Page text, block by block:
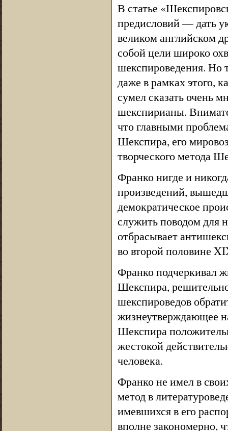
В статье
предисловий — дать
великом английском
собой цели широко
шекспироведения. Но
даже в рамках этого,
сумел сказать очень
шекспирианы.
что главными
Шекспира, его
творческого метода
Франко нигде и
произведений,
демократическое
служить поводом для
отбрасывает
во второй половине
Франко подчеркивал
Шекспира,
шекспироведов
жизнеутверждающее
Шекспира
жестокой
человека.
Франко не имел в
метод в
имевшихся в его
вполне закономерно,